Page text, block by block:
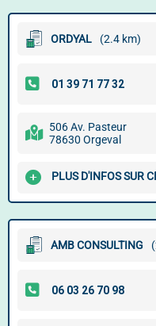
ORDYAL (2.4 km)
506 Av. Pasteur
78630 Orgeval
PLUS D'INFOS SUR
AMB CONSULTING